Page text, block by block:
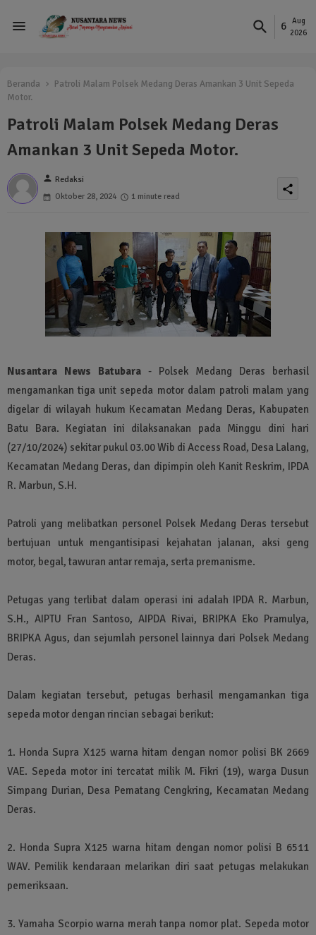
6
Aug
2026
Beranda
Patroli Malam Polsek Medang Deras Amankan 3 Unit Sepeda
Motor.
Patroli Malam Polsek Medang Deras
Amankan 3 Unit Sepeda Motor.
person Redaksi
Oktober 28, 2024
1 minute read
share
Nusantara News Batubara - Polsek Medang Deras berhasil
mengamankan tiga unit sepeda motor dalam patroli malam yang
digelar di wilayah hukum Kecamatan Medang Deras, Kabupaten
Batu Bara. Kegiatan ini dilaksanakan pada Minggu dini hari
(27/10/2024) sekitar pukul 03.00 Wib di Access Road, Desa Lalang,
Kecamatan Medang Deras, dan dipimpin oleh Kanit Reskrim, IPDA
R. Marbun, S.H.
Patroli yang melibatkan personel Polsek Medang Deras tersebut
bertujuan untuk mengantisipasi kejahatan jalanan, aksi geng
motor, begal, tawuran antar remaja, serta premanisme.
Petugas yang terlibat dalam operasi ini adalah IPDA R. Marbun,
S.H., AIPTU Fran Santoso, AIPDA Rivai, BRIPKA Eko Pramulya,
BRIPKA Agus, dan sejumlah personel lainnya dari Polsek Medang
Deras.
Dalam kegiatan tersebut, petugas berhasil mengamankan tiga
sepeda motor dengan rincian sebagai berikut:
1. Honda Supra X125 warna hitam dengan nomor polisi BK 2669
VAE. Sepeda motor ini tercatat milik M. Fikri (19), warga Dusun
Simpang Durian, Desa Pematang Cengkring, Kecamatan Medang
Deras.
2. Honda Supra X125 warna hitam dengan nomor polisi B 6511
WAV. Pemilik kendaraan melarikan diri saat petugas melakukan
pemeriksaan.
3. Yamaha Scorpio warna merah tanpa nomor plat. Sepeda motor